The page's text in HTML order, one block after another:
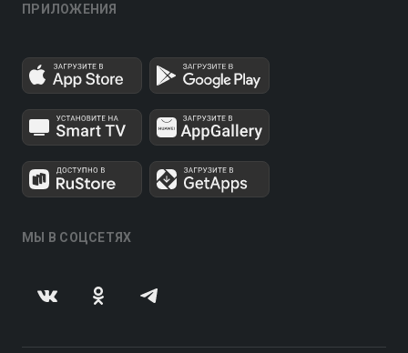
ПРИЛОЖЕНИЯ
МЫ В СОЦСЕТЯХ